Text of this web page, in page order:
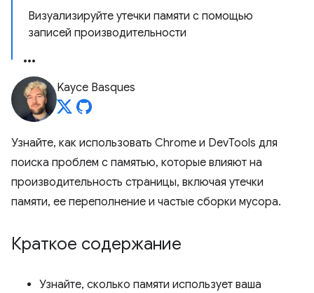
Визуализируйте утечки памяти с помощью
записей производительности
Kayce Basques
Узнайте, как использовать Chrome и DevTools для
поиска проблем с памятью, которые влияют на
производительность страницы, включая утечки
памяти, ее переполнение и частые сборки мусора.
Краткое содержание
Узнайте, сколько памяти использует ваша